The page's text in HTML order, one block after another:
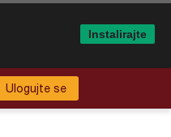
Ulogujte se
Instalirajte